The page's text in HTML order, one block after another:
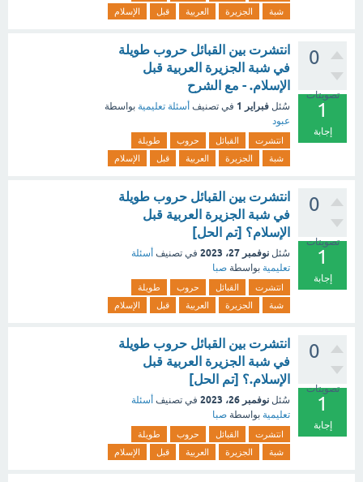
شبة
الجزيرة العربية قبل الإسلام
0
تصويتات
1
إجابة
انتشرت بين القبائل حروب طويلة
في شبة الجزيرة العربية قبل
الإسلام. - مع الشرح
سُئل فبراير 1 في تصنيف أسئلة تعليمية بواسطة
عبود
انتشرت القبائل حروب
طويلة
شبة
الجزيرة العربية قبل الإسلام
0
تصويتات
1
إجابة
انتشرت بين القبائل حروب طويلة
في شبة الجزيرة العربية قبل
الإسلام؟ [تم الحل]
سُئل نوفمبر 27، 2023 في تصنيف أسئلة
تعليمية بواسطة صبا
انتشرت القبائل حروب
طويلة
شبة
الجزيرة العربية قبل الإسلام
0
تصويتات
1
إجابة
انتشرت بين القبائل حروب طويلة
في شبة الجزيرة العربية قبل
الإسلام.؟ [تم الحل]
سُئل نوفمبر 26، 2023 في تصنيف أسئلة
تعليمية بواسطة صبا
انتشرت القبائل حروب
طويلة
شبة
الجزيرة العربية قبل الإسلام